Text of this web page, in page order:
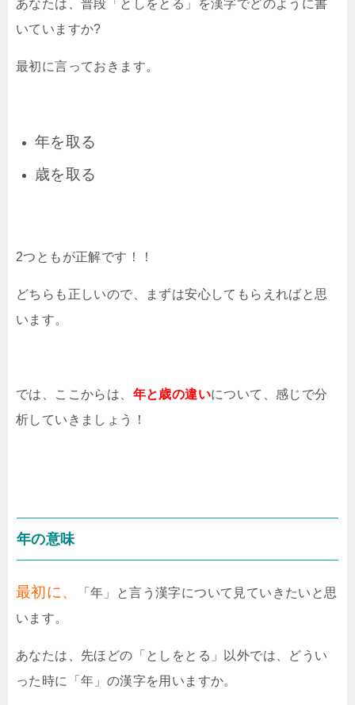
あなたは、普段「としをとる」を漢字でどのように書
いていますか?
最初に言っておきます。
年を取る
歳を取る
2つともが正解です！！
どちらも正しいので、まずは安心してもらえればと思
います。
では、ここからは、 年と歳の違いについて、感じで分
析していきましょう！
年の意味
最初に、
「年」と言う漢字について見ていきたいと思
います。
あなたは、先ほどの「としをとる」以外では、どうい
った時に「年」の漢字を用いますか。